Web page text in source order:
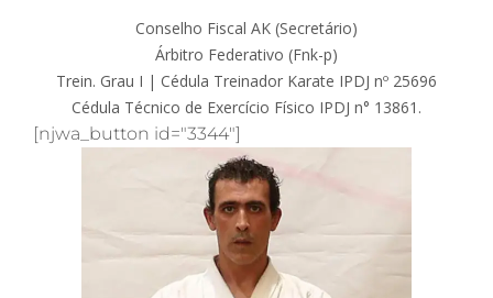
Conselho Fiscal AK (Secretário)
Árbitro Federativo (Fnk-p)
Trein. Grau I | Cédula Treinador Karate IPDJ nº 25696
Cédula Técnico de Exercício Físico IPDJ n° 13861.
[njwa_button id="3344"]